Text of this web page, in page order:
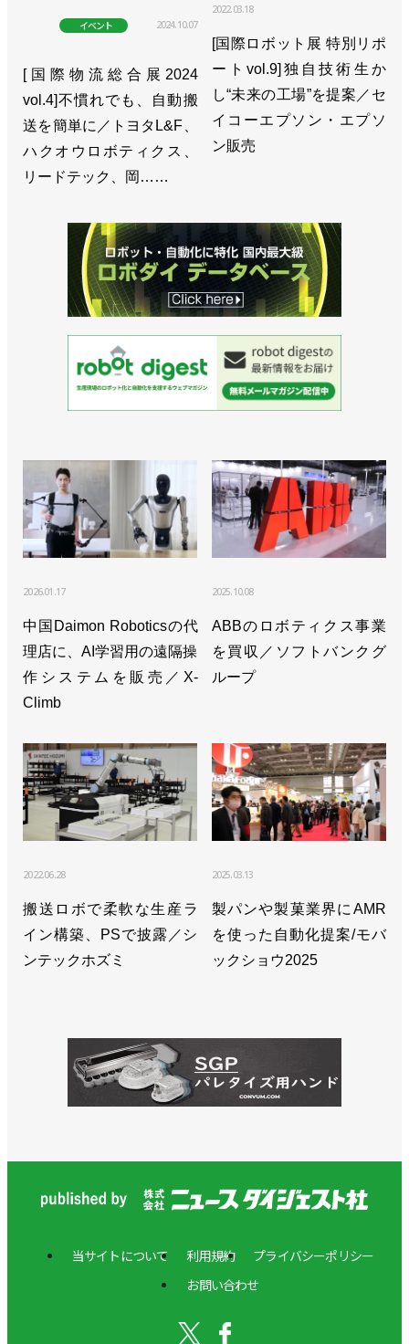
>>高重量化・密集化に対応した自動車製造向けロボ
>>25年２月期は受注伸びず減収減益、今期は反転増
収へ／安川電機
>>トヨタと共同でロボット溶接の新工法を開発／安
川電機
段階へ／安川電機 小川昌寛 社長
>>１t可搬のスカラロボット発売、EVバッテリーの
組み付けに／安川電機
>>FSW対応で切削にも使える高剛性ロボットを発売
／安川電機
>>通期見通しは下方修正、次世代ロボットは成長の
>>ジェイテクト製PLCと直接接続できるコントロー
ラーを発売／安川電機
>>アステラス製薬と新たな細胞医療プラットフォー
安川電機
>>桜の開花とともに82人が入社／安川電機
川電機
>>i³-Mechatronicsを実現するコントローラーソリュ
ーションを展開／安川電機
テージへ 本気で未自動化領域に挑む／安川電機
>>[2023国際ロボット展リポートvol.7]次世代ロボッ
ト発売、メイン展示は具体性増す／安川電機
>>工場のデジタルデータを製品設計に生かす／安川
も兼任／安川電機
>>強みをコンセプトの実践につなげる／安川電機
>>相手は常に顧客であり市場／安川電機 小川昌寛
>>新中期経営計画「Realize 25」を開始／安川電機
イベント 2024.10.07
[国際物流総合展2024
vol.4]不慣れでも、自動搬
送を簡単に／トヨタL&F、
ハクオウロボティクス、
リードテック、岡……
2022.03.18
[国際ロボット展 特別リポ
ートvol.9]独自技術生か
し“未来の工場”を提案／セ
イコーエプソン・エプソ
ン販売
2026.01.17
中国Daimon Roboticsの代
理店に、AI学習用の遠隔操
作システムを販売／X-
Climb
2025.10.08
ABBのロボティクス事業
を買収／ソフトバンクグ
ループ
2022.06.28
搬送ロボで柔軟な生産ラ
イン構築、PSで披露／シ
ンテックホズミ
2025.03.13
製パンや製菓業界にAMR
を使った自動化提案/モバ
ックショウ2025
当サイトについて 利用規約
プライバシーポリシー
お問い合わせ